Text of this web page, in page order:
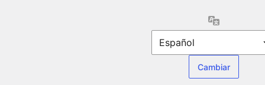
Idioma